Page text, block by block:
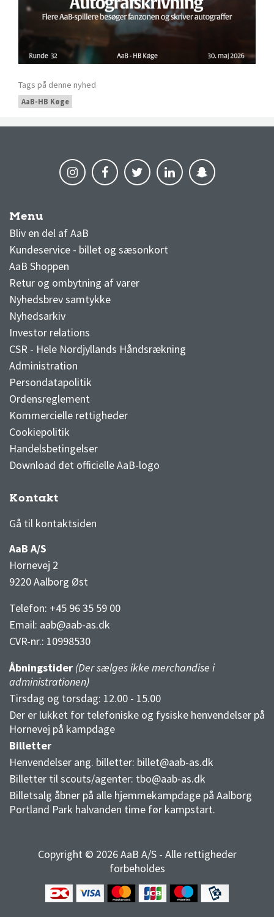
Tags på denne nyhed
AaB-HB Køge
Menu
Bliv en del af AaB
Kundeservice - billet og sæsonkort
AaB Shoppen
Retur og ombytning af varer
Nyhedsbrev samtykke
Nyhedsarkiv
Investor relations
CSR - Hele Nordjyllands Håndsrækning
Administration
Persondatapolitik
Ordensreglement
Kommercielle rettigheder
Cookiepolitik
Handelsbetingelser
Download det officielle AaB-logo
Kontakt
Gå til kontaktsiden
AaB A/S
Hornevej 2
9220 Aalborg Øst
Telefon: +45 96 35 59 00
Email: aab@aab-as.dk
CVR-nr.: 10998530
Åbningstider (Der sælges ikke merchandise i
administrationen)
Tirsdag og torsdag: 12.00 - 15.00
Der er lukket for telefoniske og fysiske henvendelser på
Hornevej på kampdage
Billetter
Henvendelser ang. billetter: billet@aab-as.dk
Billetter til scouts/agenter: tbo@aab-as.dk
Billetsalg åbner på alle hjemmekampdage på Aalborg
Portland Park halvanden time før kampstart.
Copyright © 2026 AaB A/S - Alle rettigheder
forbeholdes